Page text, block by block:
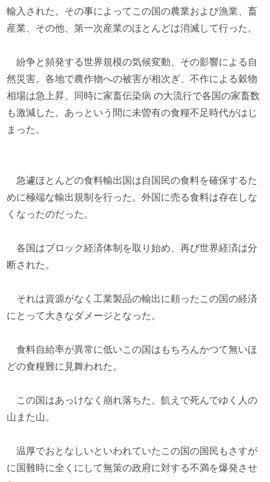
輸入された。その事によってこの国の農業および漁業、畜
産業、その他、第一次産業のほとんどは消滅して行った。
紛争と頻発する世界規模の気候変動、その影響による自
然災害。各地で農作物への被害が相次ぎ、不作による穀物
相場は急上昇、同時に家畜伝染病 の大流行で各国の家畜数
も激減した。あっという間に未曽有の食糧不足時代がはじ
まった。
急遽ほとんどの食料輸出国は自国民の食料を確保するた
めに極端な輸出規制を行った。外国に売る食料は存在しな
くなったのだった。
各国はブロック経済体制を取り始め、再び世界経済は分
断された。
それは資源がなく工業製品の輸出に頼ったこの国の経済
にとって大きなダメージとなった。
食料自給率が異常に低いこの国はもちろんかつて無いほ
どの食糧難に見舞われた。
この国はあっけなく崩れ落ちた。飢えで死んでゆく人の
山また山。
温厚でおとなしいといわれていたこの国の国民もさすが
に国難時に全くにして無策の政府に対する不満を爆発させ